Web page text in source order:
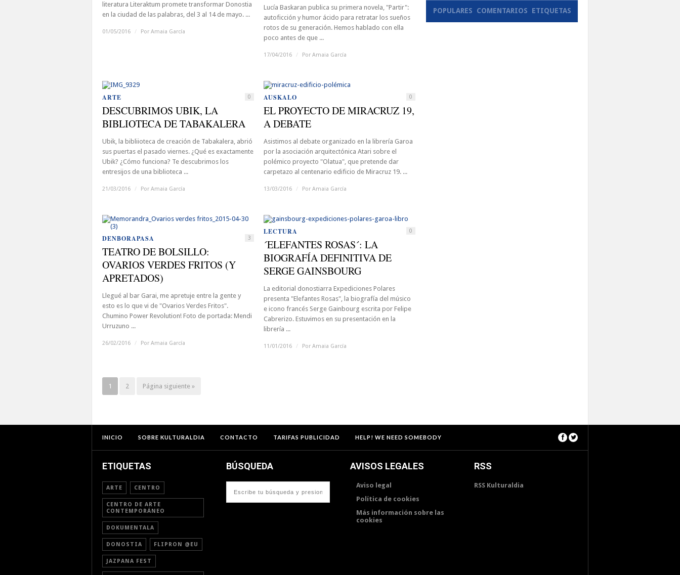
literatura Literaktum promete transformar Donostia
en la ciudad de las palabras, del 3 al 14 de mayo. ...
01/05/2016 / Por Amaia García
Lucía Baskaran publica su primera novela, "Partir":
autoficción y humor ácido para retratar los sueños
rotos de su generación. Hemos hablado con ella
poco antes de que ...
17/04/2016 / Por Amaia García
ARTE 0
DESCUBRIMOS UBIK, LA
BIBLIOTECA DE TABAKALERA
Ubik, la bibliioteca de creación de Tabakalera, abrió
sus puertas el pasado viernes. ¿Qué es exactamente
Ubik? ¿Cómo funciona? Te descubrimos los
entresijos de una biblioteca ...
21/03/2016 / Por Amaia García
AUSKALO 0
EL PROYECTO DE MIRACRUZ 19,
A DEBATE
Asistimos al debate organizado en la librería Garoa
por la asociación arquitectónica Atari sobre el
polémico proyecto "Olatua", que pretende dar
carpetazo al centenario edificio de Miracruz 19. ...
13/03/2016 / Por Amaia García
DENBORAPASA 3
TEATRO DE BOLSILLO:
OVARIOS VERDES FRITOS (Y
APRETADOS)
Llegué al bar Garai, me apretuje entre la gente y
esto es lo que vi de "Ovarios Verdes Fritos".
Chumino Power Revolution! Foto de portada: Mendi
Urruzuno ...
26/02/2016 / Por Amaia García
LECTURA 0
´ELEFANTES ROSAS´: LA
BIOGRAFÍA DEFINITIVA DE
SERGE GAINSBOURG
La editorial donostiarra Expediciones Polares
presenta "Elefantes Rosas", la biografía del músico
e icono francés Serge Gainbourg escrita por Felipe
Cabrerizo. Estuvimos en su presentación en la
librería ...
11/01/2016 / Por Amaia García
1 2 Página siguiente »
POPULARES COMENTARIOS ETIQUETAS
INICIO SOBRE KULTURALDIA CONTACTO TARIFAS PUBLICIDAD HELP! WE NEED SOMEBODY
ETIQUETAS
ARTE CENTRO
CENTRO DE ARTE
CONTEMPORÁNEO
DOKUMENTALA
DONOSTIA FLIPRON @EU
JAZPANA FEST
BÚSQUEDA AVISOS LEGALES
Aviso legal
Política de cookies
Más información sobre las
cookies
RSS
RSS Kulturaldia